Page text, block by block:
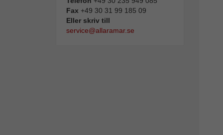
Fax +49 30 31 99 185 09
Eller skriv till
service@allaramar.se